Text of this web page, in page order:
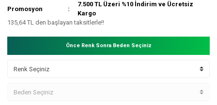
Promosyon
7.500 TL Üzeri %10 İndirim ve Ücretsiz
Kargo
135,64 TL den başlayan taksitlerle!!
Önce Renk Sonra Beden Seçiniz